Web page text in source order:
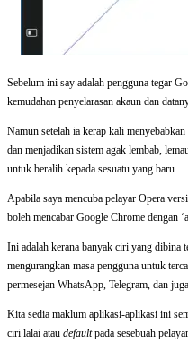
Sebelum ini say adalah pengguna tegar
kemudahan penyelarasan akaun dan
Namun setelah ia kerap kali
dan menjadikan sistem agak lembab,
untuk beralih kepada sesuatu yang baru.
Apabila saya mencuba pelayar Opera
boleh mencabar Google Chrome dengan
Ini adalah kerana banyak ciri yang dibina
mengurangkan masa pengguna untuk
permesejan WhatsApp, Telegram, dan
Kita sedia maklum aplikasi-aplikasi ini
ciri lalai atau defaultpada sesebuah